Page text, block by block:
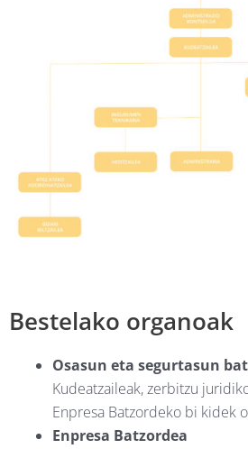
Bestelako organoak
Osasun eta segurtasun
Kudeatzaileak, zerbitzu
Enpresa Batzordeko bi kidek
Enpresa Batzordea